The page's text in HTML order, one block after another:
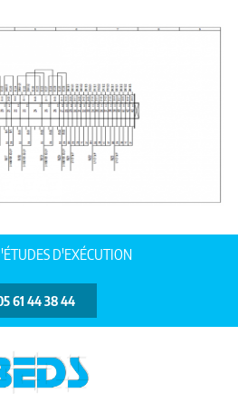
D'EXÉCUTION
61 44 38 44